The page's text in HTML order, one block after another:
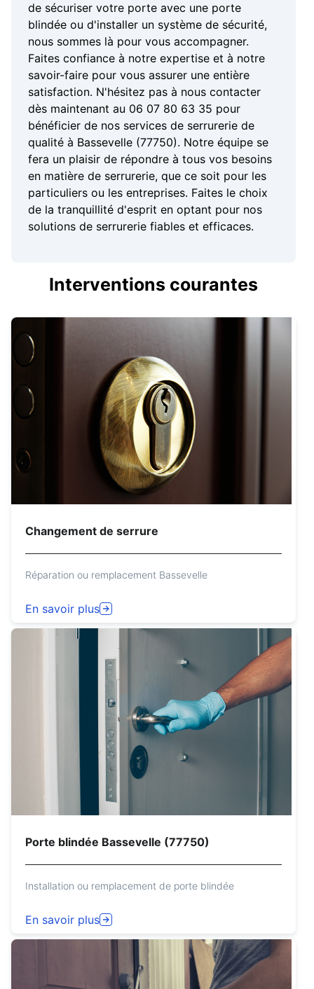
de sécuriser votre porte avec une porte
blindée ou d'installer un système de sécurité,
nous sommes là pour vous accompagner.
Faites confiance à notre expertise et à notre
savoir-faire pour vous assurer une entière
satisfaction. N'hésitez pas à nous contacter
dès maintenant au 06 07 80 63 35 pour
bénéficier de nos services de serrurerie de
qualité à Bassevelle (77750). Notre équipe se
fera un plaisir de répondre à tous vos besoins
en matière de serrurerie, que ce soit pour les
particuliers ou les entreprises. Faites le choix
de la tranquillité d'esprit en optant pour nos
solutions de serrurerie fiables et efficaces.
Interventions courantes
Changement de serrure
Réparation ou remplacement Bassevelle
En savoir plus
Porte blindée Bassevelle (77750)
Installation ou remplacement de porte blindée
En savoir plus